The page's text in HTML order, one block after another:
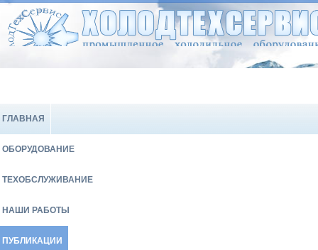
ГЛАВНАЯ
ОБОРУДОВАНИЕ
ТЕХОБСЛУЖИВАНИЕ
НАШИ РАБОТЫ
ПУБЛИКАЦИИ